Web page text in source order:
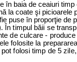
în baia de ceaiuri
la coate şi picioarele
puse în proporţie de
În timpul băii setransp
te deculcare - produc
le fo osite la preparare
ot folosi timp de5 zile,